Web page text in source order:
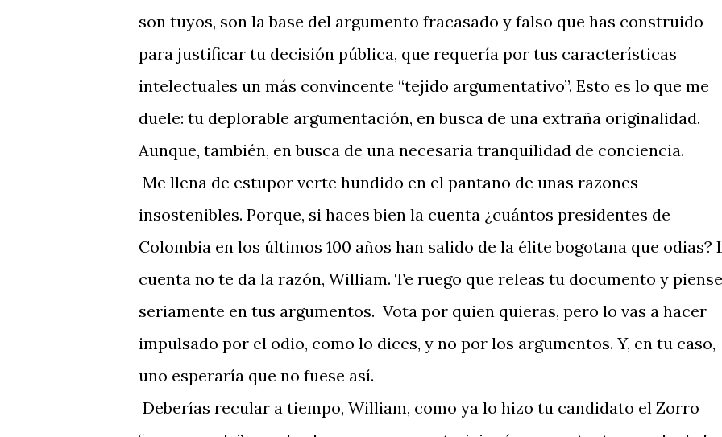
son tuyos, son la base del argumento fracasado y falso que has construido
para justificar tu decisión pública, que requería por tus características
intelectuales un más convincente “tejido argumentativo”. Esto es lo que me
duele: tu deplorable argumentación, en busca de una extraña originalidad.
Aunque, también, en busca de una necesaria tranquilidad de conciencia.
Me llena de estupor verte hundido en el pantano de unas razones
insostenibles. Porque, si haces bien la cuenta ¿cuántos presidentes de
Colombia en los últimos 100 años han salido de la élite bogotana que odias?
cuenta no te da la razón, William. Te ruego que releas tu documento y
seriamente en tus argumentos. Vota por quien quieras, pero lo vas a hacer
impulsado por el odio, como lo dices, y no por los argumentos. Y, en tu caso,
uno esperaría que no fuese así.
Deberías recular a tiempo, William, como ya lo hizo tu candidato el Zorro